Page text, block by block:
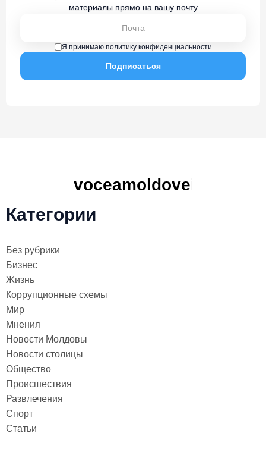
материалы прямо на вашу почту
Я принимаю политику конфиденциальности
Категории
Без рубрики
Бизнес
Жизнь
Коррупционные схемы
Мир
Мнения
Новости Молдовы
Новости столицы
Общество
Происшествия
Развлечения
Спорт
Статьи